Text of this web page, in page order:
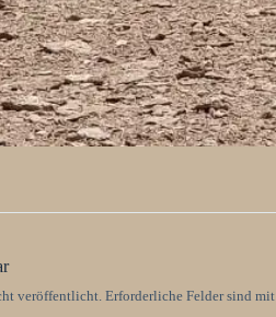
veröffentlicht. Erforderliche Felder sind mit